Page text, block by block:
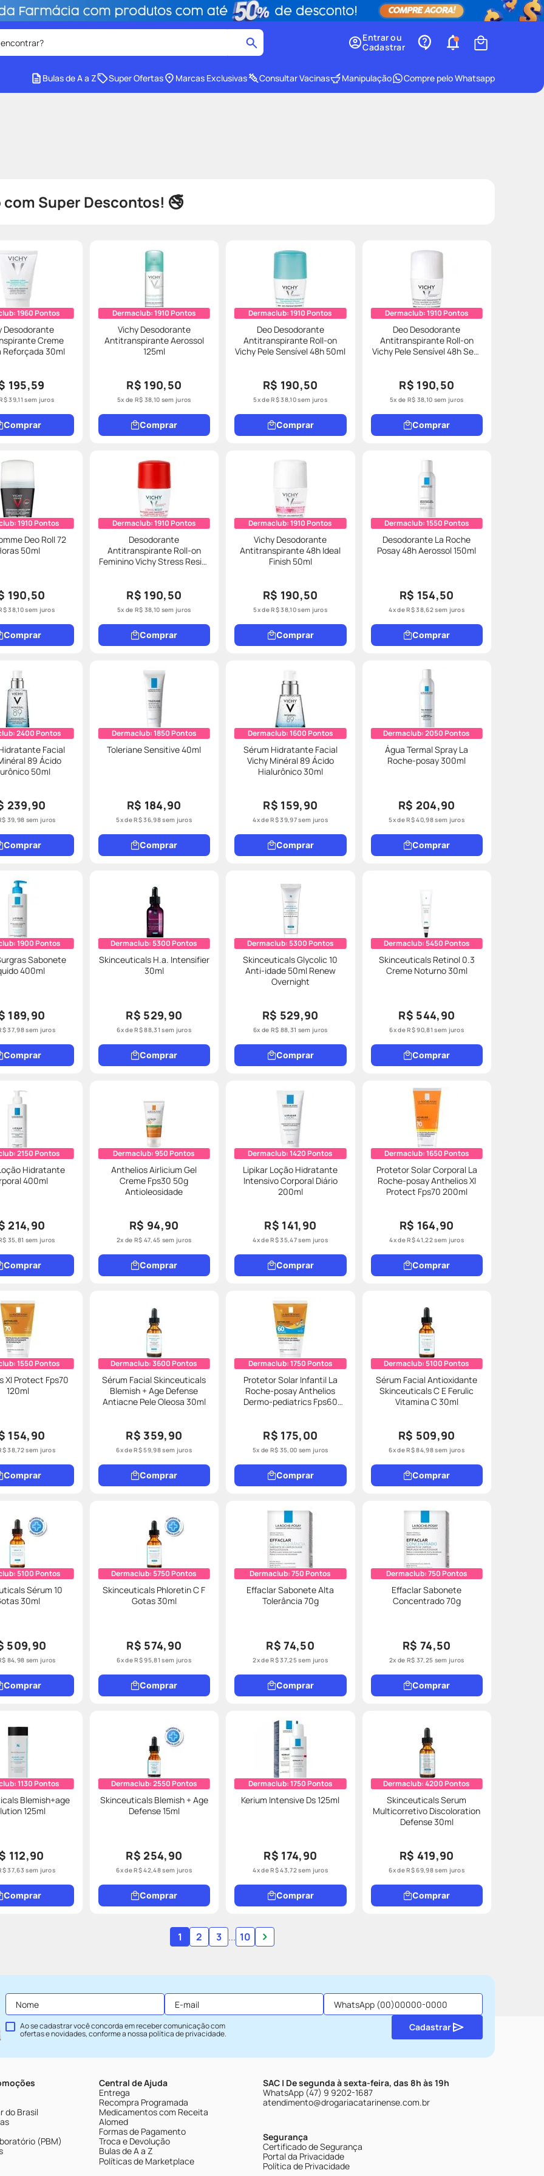
Entrar ou
Cadastrar
Bulas de A a Z Super Ofertas Marcas Exclusivas Consultar Vacinas Manipulação Compre pelo Whatsapp
Super Descontos! 🚭
1960Pontos
Desodorante
Creme
Reforçada 30ml
195,59
39,11 sem juros
Comprar
Dermaclub:1910Pontos
Vichy Desodorante
Antitranspirante Aerossol
125ml
R$ 190,50
5x de R$ 38,10 sem juros
Comprar
Dermaclub:1910Pontos
Deo Desodorante
Antitranspirante Roll-on
Vichy Pele Sensível 48h 50ml
R$ 190,50
5x deR$38,10sem juros
Comprar
Dermaclub:1910Pontos
Deo Desodorante
Antitranspirante Roll-on
Vichy Pele Sensível 48h Sem
R$ 190,50
5x de R$ 38,10 sem juros
Comprar
1910Pontos
Deo Roll 72
50ml
190,50
38,10sem juros
Comprar
Dermaclub:1910Pontos
Desodorante
Antitranspirante Roll-on
Feminino Vichy Stress Resist
R$ 190,50
5x de R$ 38,10 sem juros
Comprar
Dermaclub:1910Pontos
Vichy Desodorante
Antitranspirante 48h Ideal
Finish 50ml
R$ 190,50
5x deR$38,10sem juros
Comprar
Dermaclub:1550Pontos
Desodorante La Roche
Posay 48h Aerossol 150ml
R$ 154,50
4x deR$38,62sem juros
Comprar
2400Pontos
Facial
89 Ácido
50ml
239,90
39,98 sem juros
Comprar
Dermaclub:1850Pontos
Toleriane Sensitive 40ml
R$ 184,90
5x deR$36,98sem juros
Comprar
Dermaclub:1600Pontos
Sérum Hidratante Facial
Vichy Minéral 89 Ácido
Hialurônico 30ml
R$ 159,90
4x deR$39,97sem juros
Comprar
Dermaclub:2050Pontos
Água Termal Spray La
Roche-posay 300ml
R$ 204,90
5x deR$40,98sem juros
Comprar
1900Pontos
Sabonete
400ml
189,90
37,98sem juros
Comprar
Dermaclub:5300Pontos
Skinceuticals H.a. Intensifier
30ml
R$ 529,90
6x deR$88,31 sem juros
Comprar
Dermaclub:5300Pontos
Skinceuticals Glycolic 10
Anti-idade 50ml Renew
Overnight
R$ 529,90
6x de R$ 88,31 sem juros
Comprar
Dermaclub:5450Pontos
Skinceuticals Retinol 0.3
Creme Noturno 30ml
R$ 544,90
6x deR$90,81 sem juros
Comprar
2150Pontos
Hidratante
400ml
214,90
35,81 sem juros
Comprar
Dermaclub:950Pontos
Anthelios Airlicium Gel
Creme Fps30 50g
Antioleosidade
R$ 94,90
2x de R$ 47,45 sem juros
Comprar
Dermaclub:1420Pontos
Lipikar Loção Hidratante
Intensivo Corporal Diário
200ml
R$ 141,90
4x deR$35,47sem juros
Comprar
Dermaclub:1650Pontos
Protetor Solar Corporal La
Roche-posay Anthelios Xl
Protect Fps70 200ml
R$ 164,90
4x deR$41,22sem juros
Comprar
1550Pontos
Xl Protect Fps70
120ml
154,90
38,72sem juros
Comprar
Dermaclub:3600Pontos
Sérum Facial Skinceuticals
Blemish + Age Defense
Antiacne Pele Oleosa 30ml
R$ 359,90
6x deR$59,98sem juros
Comprar
Dermaclub:1750Pontos
Protetor Solar Infantil La
Roche-posay Anthelios
Dermo-pediatrics Fps60
R$ 175,00
5x de R$ 35,00 sem juros
Comprar
Dermaclub:5100Pontos
Sérum Facial Antioxidante
Skinceuticals C E Ferulic
Vitamina C 30ml
R$ 509,90
6x deR$84,98sem juros
Comprar
5100Pontos
Sérum 10
30ml
509,90
84,98 sem juros
Comprar
Dermaclub:5750Pontos
Skinceuticals Phloretin C F
Gotas 30ml
R$ 574,90
6x deR$95,81 sem juros
Comprar
Dermaclub:750Pontos
Effaclar Sabonete Alta
Tolerância 70g
R$ 74,50
2x deR$37,25sem juros
Comprar
Dermaclub:750Pontos
Effaclar Sabonete
Concentrado 70g
R$ 74,50
2x de R$ 37,25 sem juros
Comprar
1130Pontos
Blemish+age
125ml
112,90
37,63 sem juros
Comprar
Dermaclub:2550Pontos
Skinceuticals Blemish + Age
Defense 15ml
R$ 254,90
6x deR$42,48sem juros
Comprar
Dermaclub:1750Pontos
Kerium Intensive Ds 125ml
R$ 174,90
4x deR$43,72sem juros
Comprar
Dermaclub:4200Pontos
Skinceuticals Serum
Multicorretivo Discoloration
Defense 30ml
R$ 419,90
6x deR$69,98sem juros
Comprar
1 2 3 ... 10
Ao se cadastrar você concorda em receber comunicação com
ofertas e novidades, conforme a nossapolítica de privacidade.
Cadastrar
do Brasil
(PBM)
Central de Ajuda
Entrega
Recompra Programada
Medicamentos com Receita
Alomed
Formas de Pagamento
Troca e Devolução
Bulas de A a Z
Políticas de Marketplace
SAC | De segunda à sexta-feira, das 8h às 19h
WhatsApp (47) 9 9202-1687
atendimento@drogariacatarinense.com.br
Segurança
Certificado de Segurança
Portal da Privacidade
Política de Privacidade